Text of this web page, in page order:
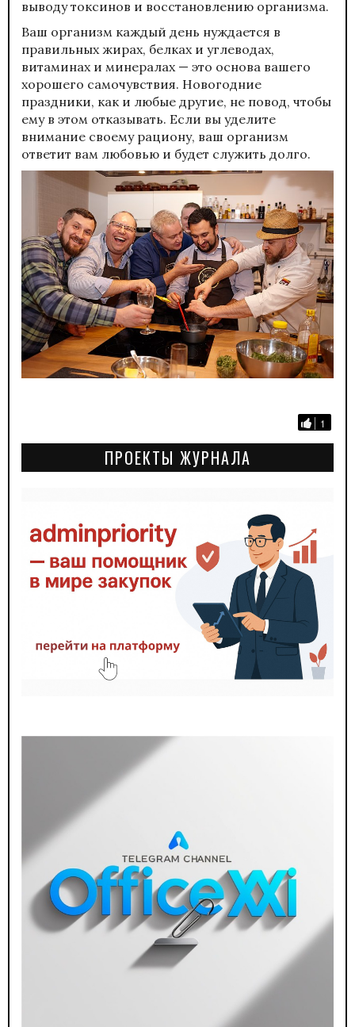
выводу токсинов и восстановлению организма.
Ваш организм каждый день нуждается в
правильных жирах, белках и углеводах,
витаминах и минералах — это основа вашего
хорошего самочувствия. Новогодние
праздники, как и любые другие, не повод, чтобы
ему в этом отказывать. Если вы уделите
внимание своему рациону, ваш организм
ответит вам любовью и будет служить долго.
1
ПРОЕКТЫ ЖУРНАЛА